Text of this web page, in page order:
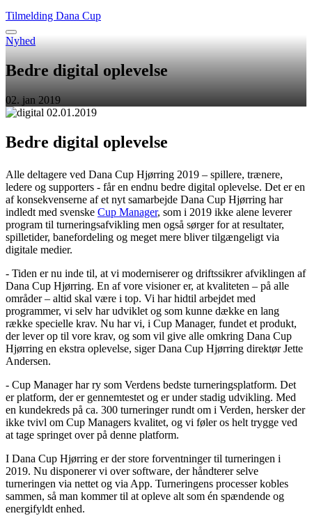
Tilmelding Dana Cup
Nyhed
Bedre digital oplevelse
02. jan 2019
Bedre digital oplevelse
Alle deltagere ved Dana Cup Hjørring 2019 – spillere, trænere,
ledere og supporters - får en endnu bedre digital oplevelse. Det er en
af konsekvenserne af et nyt samarbejde Dana Cup Hjørring har
indledt med svenske Cup Manager, som i 2019 ikke alene leverer
program til turneringsafvikling men også sørger for at resultater,
spilletider, banefordeling og meget mere bliver tilgængeligt via
digitale medier.
- Tiden er nu inde til, at vi moderniserer og driftssikrer afviklingen af
Dana Cup Hjørring. En af vore visioner er, at kvaliteten – på alle
områder – altid skal være i top. Vi har hidtil arbejdet med
programmer, vi selv har udviklet og som kunne dække en lang
række specielle krav. Nu har vi, i Cup Manager, fundet et produkt,
der lever op til vore krav, og som vil give alle omkring Dana Cup
Hjørring en ekstra oplevelse, siger Dana Cup Hjørring direktør Jette
Andersen.
- Cup Manager har ry som Verdens bedste turneringsplatform. Det
er platform, der er gennemtestet og er under stadig udvikling. Med
en kundekreds på ca. 300 turneringer rundt om i Verden, hersker der
ikke tvivl om Cup Managers kvalitet, og vi føler os helt trygge ved
at tage springet over på denne platform.
I Dana Cup Hjørring er der store forventninger til turneringen i
2019. Nu disponerer vi over software, der håndterer selve
turneringen via nettet og via App. Turneringens processer kobles
sammen, så man kommer til at opleve alt som én spændende og
energifyldt enhed.